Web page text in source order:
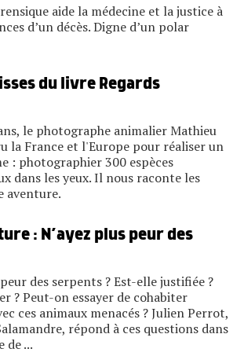
aide la médecine et la justice à
d’un décès. Digne d’un polar
du livre Regards
le photographe animalier Mathieu
la France et l'Europe pour réaliser un
: photographier 300 espèces
dans les yeux. Il nous raconte les
aventure.
: N’ayez plus peur des
des serpents ? Est-elle justifiée ?
? Peut-on essayer de cohabiter
ces animaux menacés ? Julien Perrot,
répond à ces questions dans
de ...